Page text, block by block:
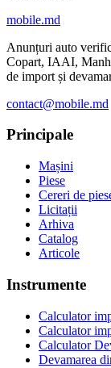
mobile.md
Anunțuri auto
Copart, IAAI,
de import și
contact@mobile.md
Principale
Mașini
Piese
Cereri de
Licitații
Arhiva
Catalog
Articole
Instrumente
Calculator
Calculator
Calculator
Devamarea